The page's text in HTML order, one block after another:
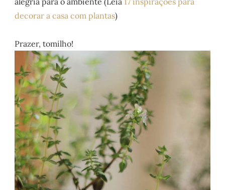
decorar a casa com plantas)
Prazer, tomilho!